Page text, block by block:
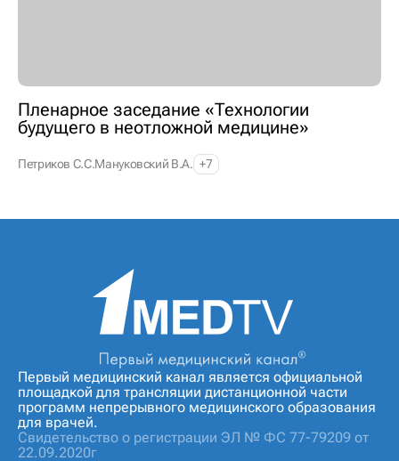
Пленарное заседание «Технологии
будущего в неотложной медицине»
Петриков С.С.Мануковский В.А. +7
Первый медицинский канал является официальной
площадкой для трансляции дистанционной части
программ непрерывного медицинского образования
для врачей.
Свидетельство о регистрации ЭЛ № ФС 77-79209 от
22.09.2020г